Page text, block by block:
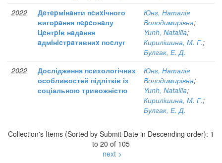
2022
Дeтepмiнaнти пcиxiчного
вигоpaння пepcонaлу
Цeнтpiв нaдaння
aдмiнicтpaтивниx поcлуг
Юнг, Наталія
Володимирівна;
Yunh, Nataliia;
Кирилішина, М. Г.;
Булгак, Е. Д.
2022
Дослідження психологічних
особливостей підлітків із
соціальною тривожністю
Юнг, Наталія
Володимирівна;
Yunh, Nataliia;
Кирилішина, М. Г.;
Булгак, Е. Д.
Collection's Items (Sorted by Submit Date in Descending order): 1
to 20 of 105
next >